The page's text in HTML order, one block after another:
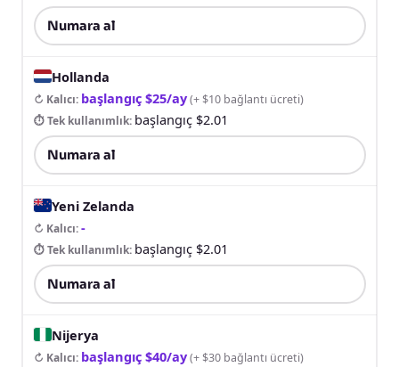
Numara al
Hollanda
↻ Kalıcı: başlangıç $25/ay(+ $10 bağlantı ücreti)
⏱ Tek kullanımlık: başlangıç $2.01
Numara al
Yeni Zelanda
↻ Kalıcı:-
⏱ Tek kullanımlık: başlangıç $2.01
Numara al
Nijerya
↻ Kalıcı: başlangıç $40/ay(+ $30 bağlantı ücreti)